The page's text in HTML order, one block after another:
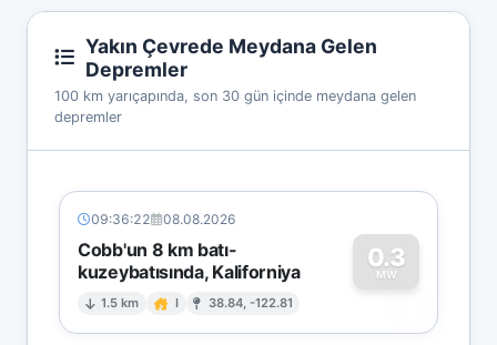
Yakın Çevrede Meydana Gelen
Depremler
100 km yarıçapında, son 30 gün içinde meydana gelen
depremler
09:36:22 08.08.2026
Cobb'un 8 km batı-
kuzeybatısında, Kaliforniya
1.5 km I 38.84, -122.81
0.3
MW
0